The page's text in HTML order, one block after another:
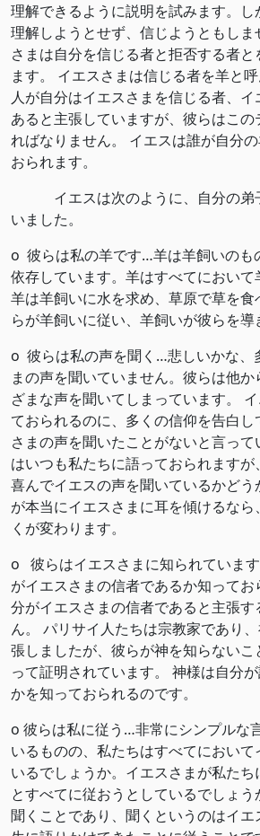
理解できるように説明を試みます。
理解しようとせず、信じようともしま
さまは自分を信じる者と拒否する者
ます。 イエスさまは信じる者を羊と
人が自分はイエスさまを信じる者、
あると主張していますが、彼らはこ
ればなりません。 イエスは誰が自分
おられます。
イエスは次のように、自分の弟
いました。
o 彼らは私の羊です…羊は羊飼いのも
依存しています。羊はすべてにおいて
羊は羊飼いに水を求め、草原で草を
らが羊飼いに従い、羊飼いが彼らを導
o 彼らは私の声を聞く…悲しいかな、
まの声を聞いていません。彼らは他か
ざまな声を聞いてしまっています。
ておられるのに、多くの信仰を告白
さまの声を聞いたことがないと言って
はいつも私たちに語っておられます
喜んでイエスの声を聞いているかどう
が本当にイエスさまに耳を傾けるな
くが変わります。
o 彼らはイエスさまに知られていま
がイエスさまの信者であるか知って
分がイエスさまの信者であると主張
ん。 パリサイ人たちは宗教家であり
張しましたが、彼らが神を知らないこ
って証明されています。 神様は自分
かを知っておられるのです。
o 彼らは私に従う…非常にシンプルな
いるものの、私たちはすべてにおい
いるでしょうか。イエスさまが私たち
とすべてに従おうとしているでしょ
聞くことであり、聞くというのはイエ